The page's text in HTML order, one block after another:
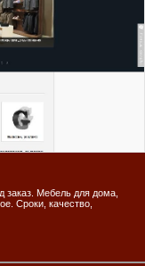
заказ. Мебель для дома,
Сроки, качество,